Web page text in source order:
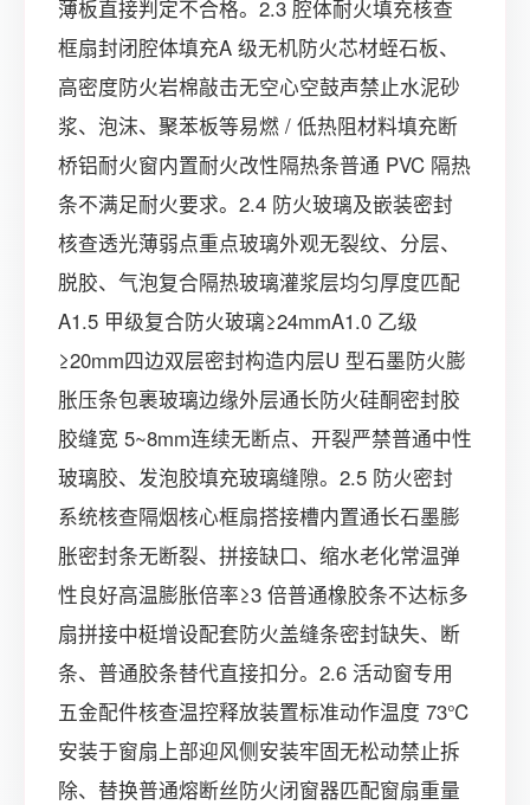
薄板直接判定不合格。2.3 腔体耐火填充核查
框扇封闭腔体填充A 级无机防火芯材蛭石板、
高密度防火岩棉敲击无空心空鼓声禁止水泥砂
浆、泡沫、聚苯板等易燃 / 低热阻材料填充断
桥铝耐火窗内置耐火改性隔热条普通 PVC 隔热
条不满足耐火要求。2.4 防火玻璃及嵌装密封
核查透光薄弱点重点玻璃外观无裂纹、分层、
脱胶、气泡复合隔热玻璃灌浆层均匀厚度匹配
A1.5 甲级复合防火玻璃≥24mmA1.0 乙级
≥20mm四边双层密封构造内层U 型石墨防火膨
胀压条包裹玻璃边缘外层通长防火硅酮密封胶
胶缝宽 5~8mm连续无断点、开裂严禁普通中性
玻璃胶、发泡胶填充玻璃缝隙。2.5 防火密封
系统核查隔烟核心框扇搭接槽内置通长石墨膨
胀密封条无断裂、拼接缺口、缩水老化常温弹
性良好高温膨胀倍率≥3 倍普通橡胶条不达标多
扇拼接中梃增设配套防火盖缝条密封缺失、断
条、普通胶条替代直接扣分。2.6 活动窗专用
五金配件核查温控释放装置标准动作温度 73℃
安装于窗扇上部迎风侧安装牢固无松动禁止拆
除、替换普通熔断丝防火闭窗器匹配窗扇重量